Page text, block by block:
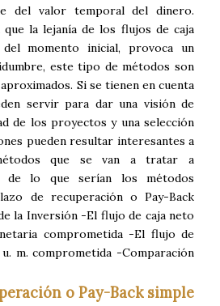
del valor temporal del dinero.
que la lejanía de los flujos de caja
momento inicial, provoca un
este tipo de métodos son
Si se tienen en cuenta
servir para dar una visión de
de los proyectos y una selección
pueden resultar interesantes a
que se van a tratar a
de lo que serían los métodos
de recuperación o Pay-Back
la Inversión -El flujo de caja neto
comprometida -El flujo de
m. comprometida -Comparación
o Pay-Back simple